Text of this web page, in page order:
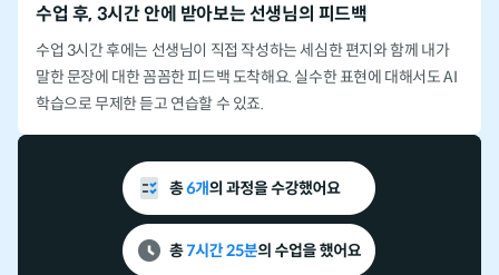
수업 후, 3시간 안에 받아보는 선생님의 피드백
수업 3시간 후에는 선생님이 직접 작성하는 세심한 편지와 함께 내가
말한 문장에 대한 꼼꼼한 피드백 도착해요. 실수한 표현에 대해서도 AI
학습으로 무제한 듣고 연습할 수 있죠.